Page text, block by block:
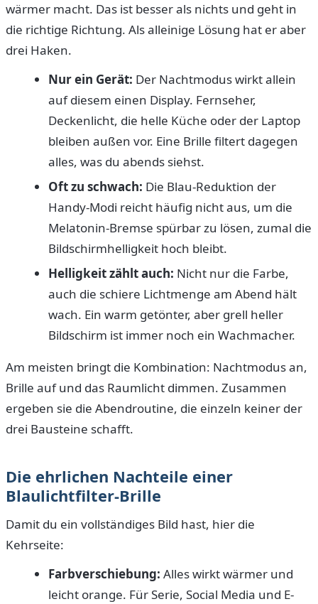
wärmer macht. Das ist besser als nichts und geht in
die richtige Richtung. Als alleinige Lösung hat er aber
drei Haken.
Nur ein Gerät: Der Nachtmodus wirkt allein
auf diesem einen Display. Fernseher,
Deckenlicht, die helle Küche oder der Laptop
bleiben außen vor. Eine Brille filtert dagegen
alles, was du abends siehst.
Oft zu schwach: Die Blau-Reduktion der
Handy-Modi reicht häufig nicht aus, um die
Melatonin-Bremse spürbar zu lösen, zumal die
Bildschirmhelligkeit hoch bleibt.
Helligkeit zählt auch: Nicht nur die Farbe,
auch die schiere Lichtmenge am Abend hält
wach. Ein warm getönter, aber grell heller
Bildschirm ist immer noch ein Wachmacher.
Am meisten bringt die Kombination: Nachtmodus an,
Brille auf und das Raumlicht dimmen. Zusammen
ergeben sie die Abendroutine, die einzeln keiner der
drei Bausteine schafft.
Die ehrlichen Nachteile einer
Blaulichtfilter-Brille
Damit du ein vollständiges Bild hast, hier die
Kehrseite:
Farbverschiebung: Alles wirkt wärmer und
leicht orange. Für Serie, Social Media und E-